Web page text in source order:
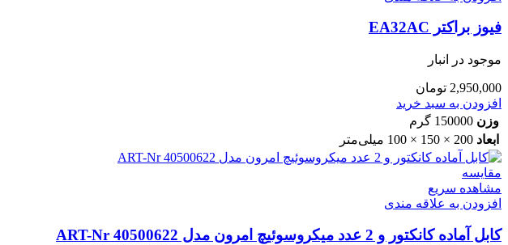
فیوز براکتر EA32AC
موجود در انبار
2,950,000 تومان
افزودن به سبد خرید
وزن 150000 گرم
ابعاد 200 × 150 × 100 میلی‌متر
مقایسه
مشاهده سریع
افزودن به علاقه مندی
کابل آماده کانکتور و 2 عدد میکروسوئیچ امرون مدل ART-Nr 40500622